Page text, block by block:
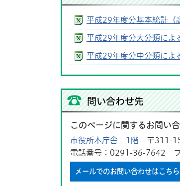
平成29年度分基本統計（
平成29年度分大分類によ
平成29年度分中分類によ
問い合わせ先
このページに関するお問い
市役所本庁舎 1階 〒311-
電話番号：0291-36-7642
メールでのお問い合わせはこちら